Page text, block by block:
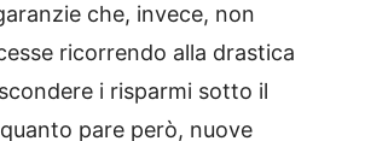
che, invece, non
ricorrendo alla drastica
i risparmi sotto il
pare però, nuove